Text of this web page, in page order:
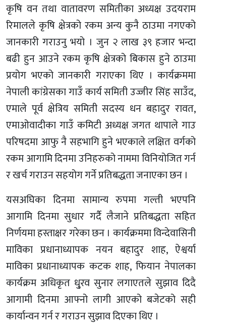
कृषि वन तथा वातावरण समितीका अध्यक्ष उदयराम
रिमालले कृषि क्षेत्रको रकम अन्य कुनै ठाउमा नगएको
जानकारी गराउनु भयो । जुन २ लाख ३९ हजार भन्दा
बढी हुन आउने रकम कृषि क्षेत्रको बिकास हुने ठाउमा
प्रयोग भएको जानकारी गराएका थिए । कार्यक्रममा
नेपाली कांग्रेसका गाउँ कार्य समिती उज्जीर सिंह साउँद,
एमाले पूर्व क्षेत्रिय समिती सदस्य धन बहादुर रावत,
एमाओवादीका गाउँ कमिटी अध्यक्ष जगत थापाले गाउ
परिषदमा आफु नै सहभागि हुने भएकाले लक्षित वर्गको
रकम आगामि दिनमा उनिहरुको नाममा विनियोजित गर्न
र खर्च गराउन सहयोग गर्ने प्रतिबद्धता जनाएका छन ।
यसअघिका दिनमा सामान्य रुपमा गल्ती भएपनि
आगामि दिनमा सुधार गर्दै लैजाने प्रतिबद्धता सहित
निर्णयमा हस्ताक्षर गरेका छन । कार्यक्रममा विन्देवासिनी
माविका प्रधानाध्यापक नयन बहादुर शाह, ऐश्वर्या
माविका प्रधानाध्यापक कटक शाह, फियान नेपालका
कार्यक्रम अधिकृत धु्रव सुनार लगाएतले सुझाव दिदै
आगामी दिनमा आफ्नो लागी आएको बजेटको सही
कार्यान्वन गर्न र गराउन सुझाव दिएका थिए ।